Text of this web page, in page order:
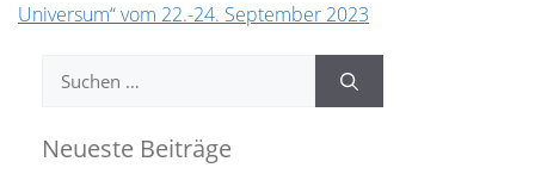
Universum“ vom 22.-24. September 2023
Suchen
Neueste Beiträge